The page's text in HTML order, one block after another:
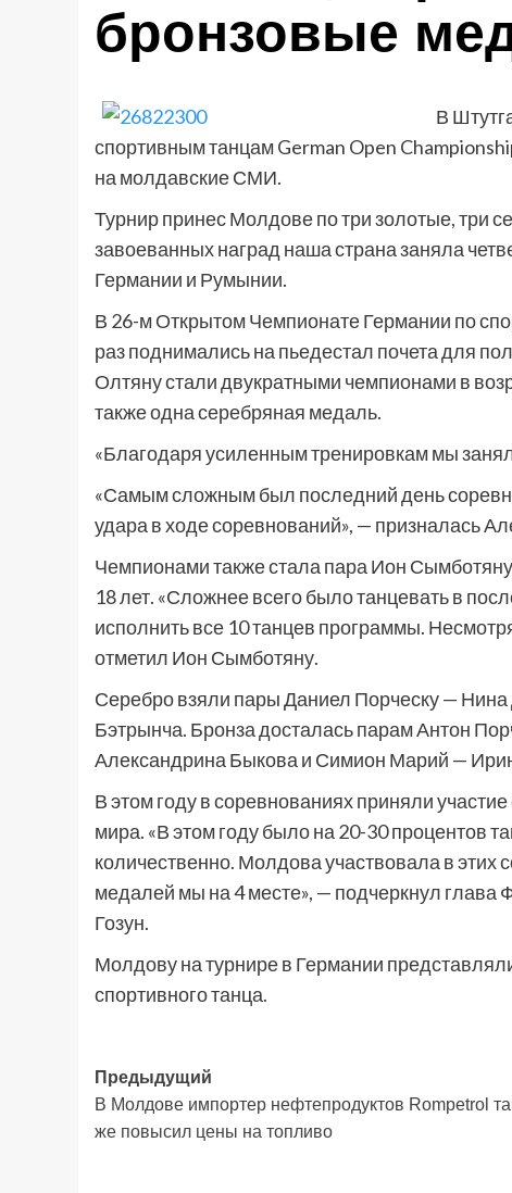
бронзовые
В
спортивным танцам German Open
на молдавские СМИ.
Турнир принес Молдове по три золотые, три
завоеванных наград наша страна заняла
Германии и Румынии.
В 26-м Открытом Чемпионате Германии по
раз поднимались на пьедестал почета для
Олтяну стали двукратными чемпионами в
также одна серебряная медаль.
«Благодаря усиленным тренировкам мы
«Самым сложным был последний день
удара в ходе соревнований», — призналась
Чемпионами также стала пара Ион
18 лет. «Сложнее всего было танцевать в
исполнить все 10 танцев программы.
отметил Ион Сымботяну.
Серебро взяли пары Даниел Порческу —
Бэтрынча. Бронза досталась парам Антон
Александрина Быкова и Симион Марий —
В этом году в соревнованиях приняли
мира. «В этом году было на 20-30 процентов
количественно. Молдова участвовала в этих
медалей мы на 4 месте», — подчеркнул
Гозун.
Молдову на турнире в Германии
спортивного танца.
Навигация
записи
Предыдущий
В Молдове импортер нефтепродуктов Rompetrol
же повысил цены на топливо